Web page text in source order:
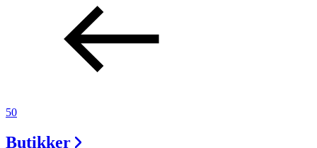
Praktisk informasjon
50
Butikker